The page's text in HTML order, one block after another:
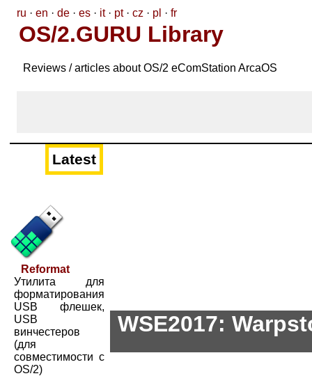
ru · en · de · es · it· pt· cz · pl · fr
OS/2.GURU Library
Reviews / articles about OS/2 eComStation ArcaOS
Latest
Reformat
Утилита для
форматирования
USB флешек,
USB
винчестеров
(для
совместимости с
OS/2)
WSE2017: